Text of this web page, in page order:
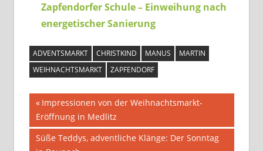
Zapfendorfer Schule – Einweihung nach
energetischer Sanierung
ADVENTSMARKT CHRISTKIND MANUS
MARTIN
WEIHNACHTSMARKT
ZAPFENDORF
Beitragsnavigation
Vorheriger
Beitrag:
Impressionen von der Weihnachtsmarkt-
Eröffnung in Medlitz
Nächster
Süße Teddys, adventliche Klänge: Der Sonntag